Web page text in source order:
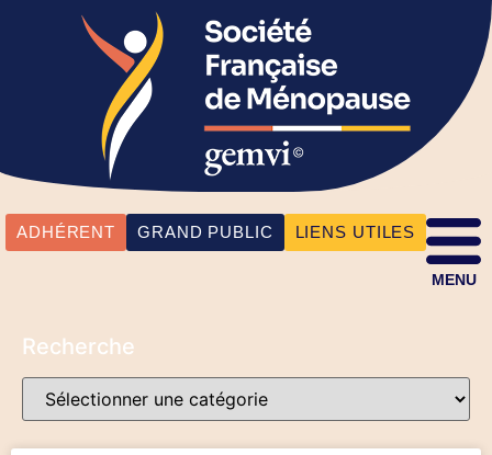
ADHÉRENT GRAND PUBLIC LIENS UTILES
MENU
Recherche